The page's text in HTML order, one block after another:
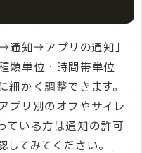
通知→アプリの通知」
類単位・時間帯単位
細かく調整できます。
プリ別のオフやサイレ
ている方は通知の許可
てみてください。